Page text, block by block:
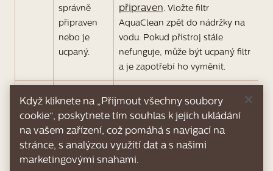
správně
připraven
nebo je
ucpaný.
připraven. Vložte filtr
AquaClean zpět do nádržky na
vodu. Pokud přístroj stále
nefunguje, může být ucpaný filtr
a je zapotřebí ho vyměnit.
11
Přístroj se
potřebuje
adaptovat
na
adaptuje na pokojovou teplotu
(například po přepravě nebo
venkovním použití). Přístroj
vypněte, počkejte 30 minut
a poté jej znovu zapněte. Pokud
Když kliknete na „Přijmout všechny soubory
cookie“, poskytnete tím souhlas k jejich ukládání
na vašem zařízení, což pomáhá s navigací na
stránce, s analýzou využití dat a s našimi
marketingovými snahami.